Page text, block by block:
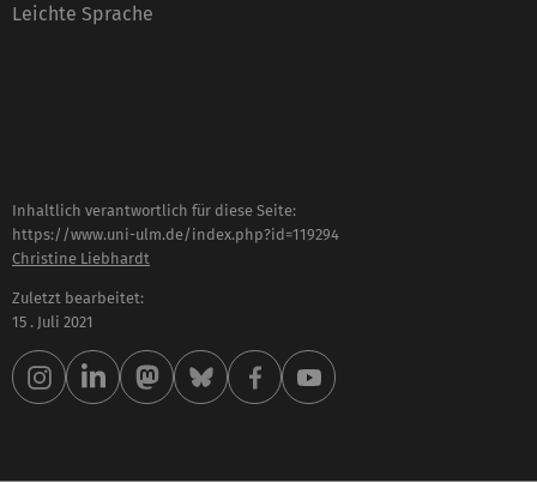
Leichte Sprache
Inhaltlich verantwortlich für diese Seite:
https://www.uni-ulm.de/index.php?id=119294
Christine Liebhardt
Zuletzt bearbeitet:
15 . Juli 2021